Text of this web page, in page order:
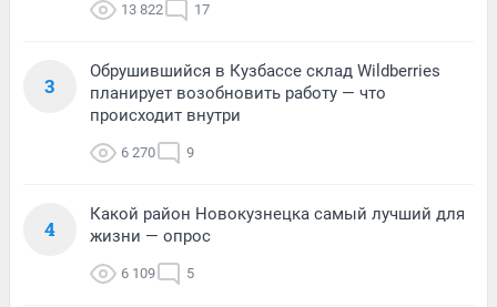
13 822 17
3
Обрушившийся в Кузбассе склад Wildberries
планирует возобновить работу — что
происходит внутри
6 270 9
4
Какой район Новокузнецка самый лучший для
жизни — опрос
6 109 5